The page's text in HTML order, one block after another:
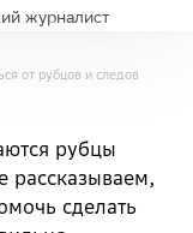
журналист
от рубцов и следов
рубцы
рассказываем,
сделать